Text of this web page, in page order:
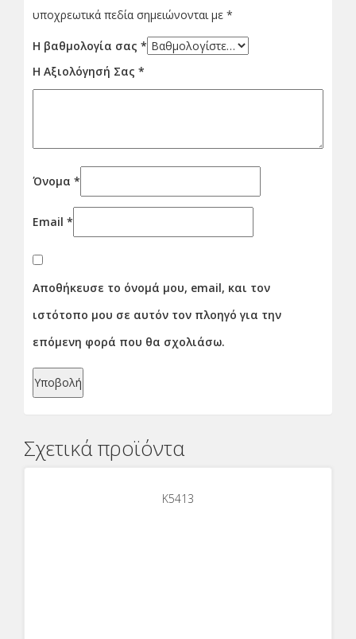
υποχρεωτικά πεδία σημειώνονται με *
Η βαθμολογία σας *
Η Αξιολόγησή Σας *
Όνομα *
Email *
Αποθήκευσε το όνομά μου, email, και τον
ιστότοπο μου σε αυτόν τον πλοηγό για την
επόμενη φορά που θα σχολιάσω.
Σχετικά προϊόντα
K5413